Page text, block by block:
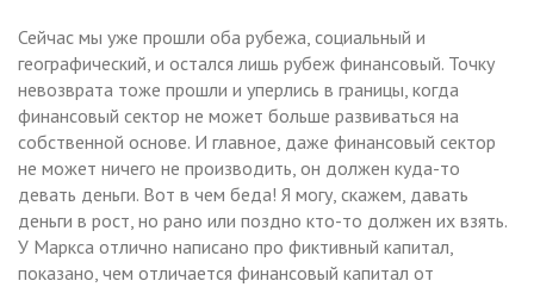
Сейчас мы уже прошли оба рубежа, социальный и
географический, и остался лишь рубеж финансовый. Точку
невозврата тоже прошли и уперлись в границы, когда
финансовый сектор не может больше развиваться на
собственной основе. И главное, даже финансовый сектор
не может ничего не производить, он должен куда-то
девать деньги. Вот в чем беда! Я могу, скажем, давать
деньги в рост, но рано или поздно кто-то должен их взять.
У Маркса отлично написано про фиктивный капитал,
показано, чем отличается финансовый капитал от